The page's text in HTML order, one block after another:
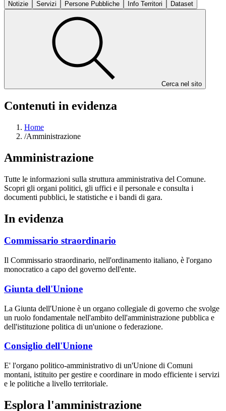
Notizie
Servizi Persone Pubbliche Info Territori Dataset
Cerca nel sito
Contenuti in evidenza
Home
/Amministrazione
Amministrazione
Tutte le informazioni sulla struttura amministrativa del Comune.
Scopri gli organi politici, gli uffici e il personale e consulta i
documenti pubblici, le statistiche e i bandi di gara.
In evidenza
Commissario straordinario
Il Commissario straordinario, nell'ordinamento italiano, è l'organo
monocratico a capo del governo dell'ente.
Giunta dell'Unione
La Giunta dell'Unione è un organo collegiale di governo che svolge
un ruolo fondamentale nell'ambito dell'amministrazione pubblica e
dell'istituzione politica di un'unione o federazione.
Consiglio dell'Unione
E' l'organo politico-amministrativo di un'Unione di Comuni
montani, istituito per gestire e coordinare in modo efficiente i servizi
e le politiche a livello territoriale.
Esplora l'amministrazione